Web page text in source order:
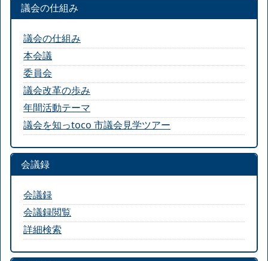
議会の仕組み
議会の仕組み
本会議
委員会
議会改革の歩み
年間活動テーマ
議会を知っtoco 市議会見学ツアー
会議録
会議録
会議録閲覧
詳細検索